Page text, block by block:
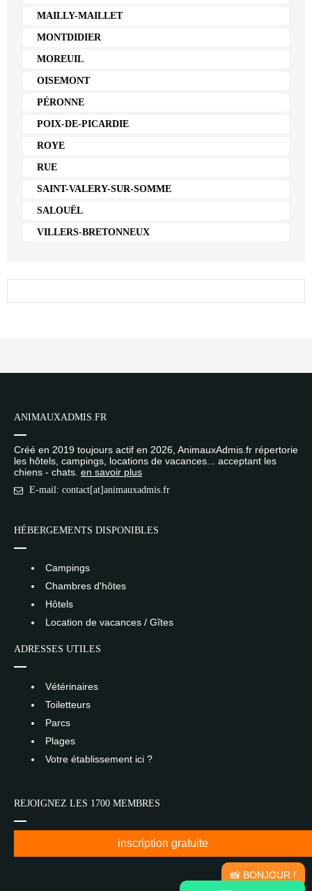
MAILLY-MAILLET
MONTDIDIER
MOREUIL
OISEMONT
PÉRONNE
POIX-DE-PICARDIE
ROYE
RUE
SAINT-VALERY-SUR-SOMME
SALOUËL
VILLERS-BRETONNEUX
📸 BONJOUR !
ANIMAUXADMIS.FR
Créé en 2019 toujours actif en 2026, AnimauxAdmis.fr répertorie
les hôtels, campings, locations de vacances... acceptant les
chiens - chats. en savoir plus
E-mail: contact[at]animauxadmis.fr
HÉBERGEMENTS DISPONIBLES
Campings
Chambres d'hôtes
Hôtels
Location de vacances / Gîtes
ADRESSES UTILES
Vétérinaires
Toiletteurs
Parcs
Plages
Votre établissement ici ?
REJOIGNEZ LES 1700 MEMBRES
inscription gratuite